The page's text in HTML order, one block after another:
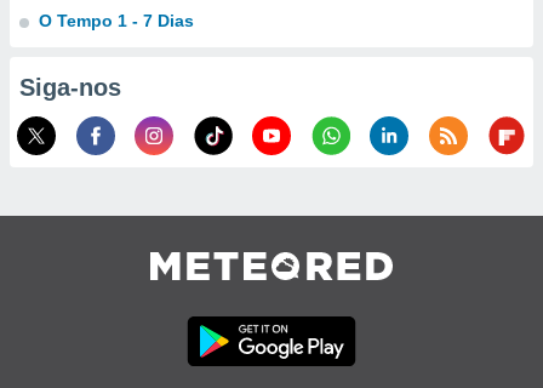
de
fontes,
melhorar
dados
O Tempo 1 - 7 Dias
Siga-nos